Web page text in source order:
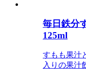
毎日鉄分
125ml
すもも果汁
入りの果汁